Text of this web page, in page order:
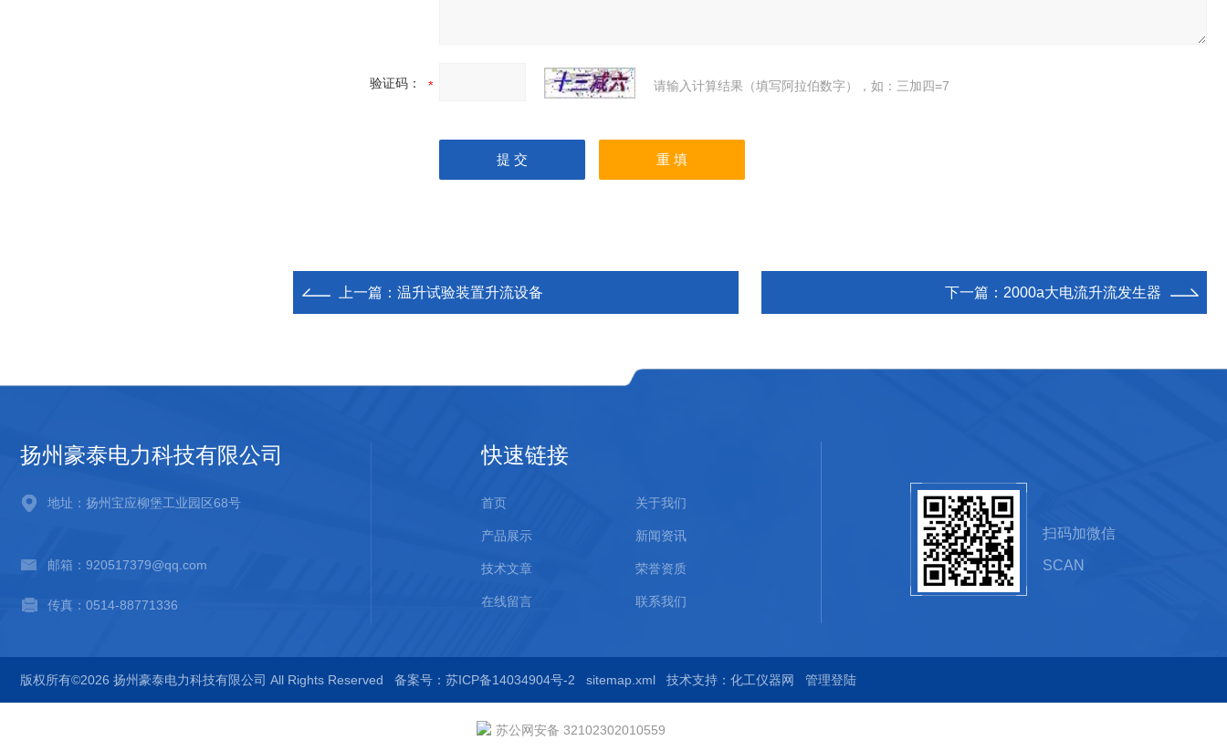
验证码： 请输入计算结果（填写阿拉伯数字），如：三加四=7
上一篇： 温升试验装置升流设备 下一篇： 2000a大电流升流发生器
扬州豪泰电力科技有限公司
地址：扬州宝应柳堡工业园区68号
邮箱：920517379@qq.com
传真：0514-88771336
快速链接
首页 关于我们
产品展示 新闻资讯
技术文章 荣誉资质
在线留言 联系我们
扫码加微信
SCAN
版权所有©2026 扬州豪泰电力科技有限公司 All Rights Reserved 备案号：苏ICP备14034904号-2 sitemap.xml 技术支持： 化工仪器网 管理登陆
苏公网安备 32102302010559